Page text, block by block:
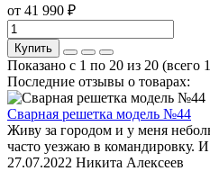
от 41 990 ₽
Купить
Показано с 1 по 20 из 20 (всего
Последние отзывы о товарах:
Сварная решетка модель №44
Живу за городом и у меня
часто уезжаю в командировку.
27.07.2022 Никита Алексеев